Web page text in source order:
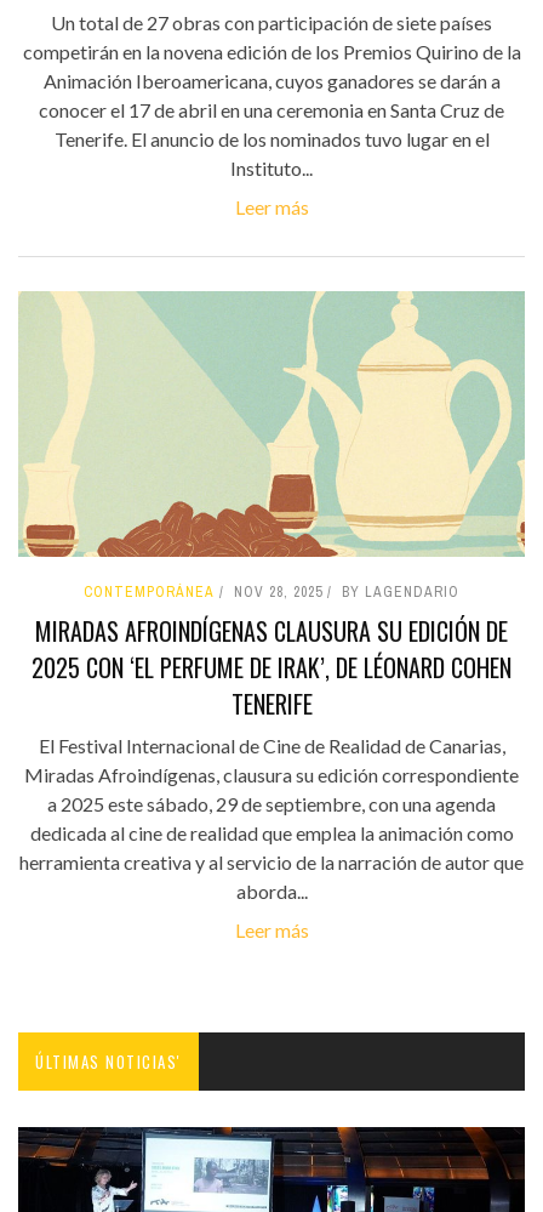
Un total de 27 obras con participación de siete países
competirán en la novena edición de los Premios Quirino de la
Animación Iberoamericana, cuyos ganadores se darán a
conocer el 17 de abril en una ceremonia en Santa Cruz de
Tenerife. El anuncio de los nominados tuvo lugar en el
Instituto...
Leer más
CONTEMPORÁNEA NOV 28, 2025 BY LAGENDARIO
MIRADAS AFROINDÍGENAS CLAUSURA SU EDICIÓN DE
2025 CON ‘EL PERFUME DE IRAK’, DE LÉONARD COHEN
TENERIFE
El Festival Internacional de Cine de Realidad de Canarias,
Miradas Afroindígenas, clausura su edición correspondiente
a 2025 este sábado, 29 de septiembre, con una agenda
dedicada al cine de realidad que emplea la animación como
herramienta creativa y al servicio de la narración de autor que
aborda...
Leer más
ÚLTIMAS NOTICIAS'